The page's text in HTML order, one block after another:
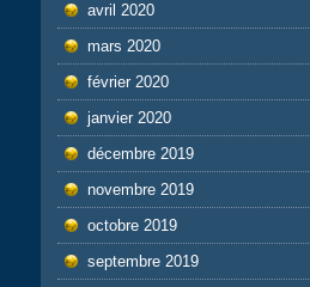
avril 2020
mars 2020
février 2020
janvier 2020
décembre 2019
novembre 2019
octobre 2019
septembre 2019